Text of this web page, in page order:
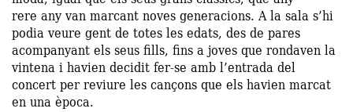
rere any van marcant noves generacions. A la sala s’hi
podia veure gent de totes les edats, des de pares
acompanyant els seus fills, fins a joves que rondaven la
vintena i havien decidit fer-se amb l’entrada del
concert per reviure les cançons que els havien marcat
en una època.